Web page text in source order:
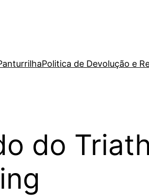
Politica de Devolução e
do